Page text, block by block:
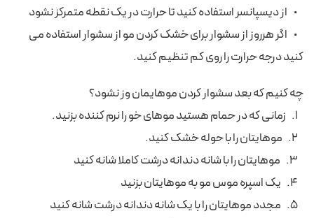
• از دیسپانسر استفاده کنید تا حرارت در یک نقطه متمرکز نشود
• اگر هرروز از سشوار برای خشک کردن مو از سشوار استفاده می
کنید درجه حرارت را روی کم تنظیم کنید.
چه کنیم که بعد سشوار کردن موهایمان وز نشود؟